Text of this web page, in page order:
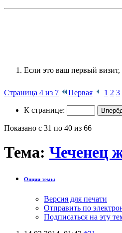
Если это ваш первый визит,
Страница 4 из 7 Первая 1 2 3
К странице:
Показано с 31 по 40 из 66
Тема: Чеченец
Опции темы
Версия для печати
Отправить по
Подписаться на эту